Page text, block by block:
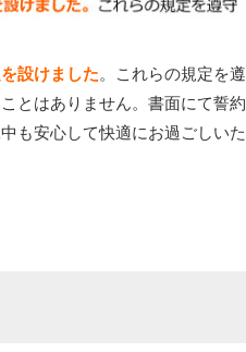
設けました。これらの規定を遵
とはありません。書面にて誓約
も安心して快適にお過ごしいた